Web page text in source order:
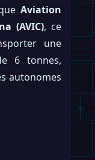
Aviation
(AVIC), ce
une
6 tonnes,
autonomes